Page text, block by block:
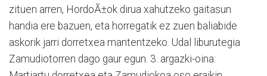
zituen arren, HordoÃ±ok dirua xahutzeko gaitasun
handia ere bazuen, eta horregatik ez zuen baliabide
askorik jarri dorretxea mantentzeko. Udal liburutegia
Zamudiotorren dago gaur egun. 3. argazki-oina: